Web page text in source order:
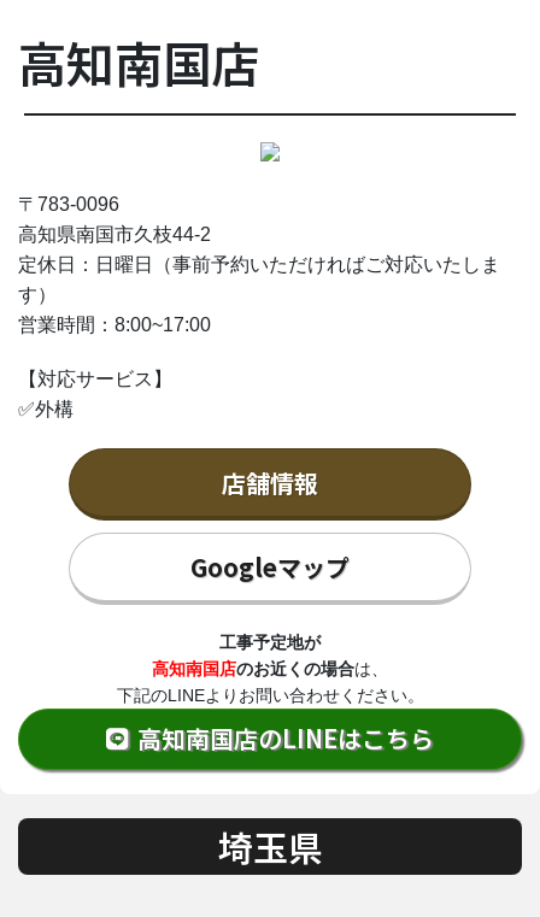
高知南国店
〒783-0096
高知県南国市久枝44-2
定休日：日曜日（事前予約いただければご対応いたしま
す）
営業時間：8:00~17:00
【対応サービス】
✅外構
店舗情報
Googleマップ
工事予定地が
高知南国店のお近くの場合は、
下記のLINEよりお問い合わせください。
高知南国店のLINEはこちら
埼玉県